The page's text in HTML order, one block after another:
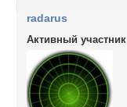
radarus
Активный участник